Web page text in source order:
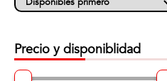
Precio y disponiblidad